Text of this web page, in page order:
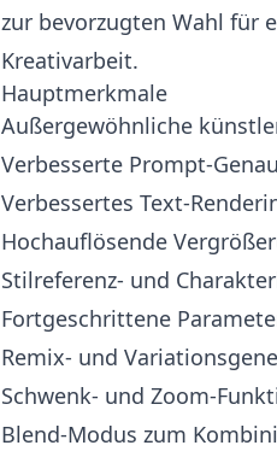
zur bevorzugten Wahl für
Kreativarbeit.
Hauptmerkmale
Außergewöhnliche
Verbesserte Prompt-
Verbessertes Text-
Hochauflösende
Stilreferenz- und
Fortgeschrittene
Remix- und
Schwenk- und Zoom-
Blend-Modus zum